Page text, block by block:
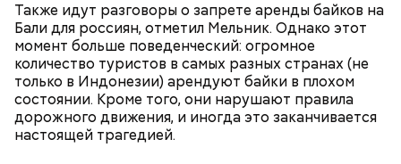
Также идут разговоры о запрете аренды байков на
Бали для россиян, отметил Мельник. Однако этот
момент больше поведенческий: огромное
количество туристов в самых разных странах (не
только в Индонезии) арендуют байки в плохом
состоянии. Кроме того, они нарушают правила
дорожного движения, и иногда это заканчивается
настоящей трагедией.